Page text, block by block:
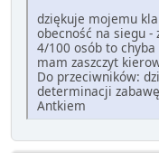
dziękuje mojemu
obecność na siegu -
4/100 osób to
mam zaszczyt
Do przeciwników:
determinacji
Antkiem